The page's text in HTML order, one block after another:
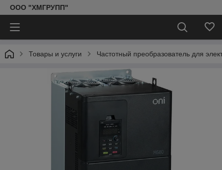
ООО "ХМГРУПП"
Товары и услуги Частотный преобразователь для